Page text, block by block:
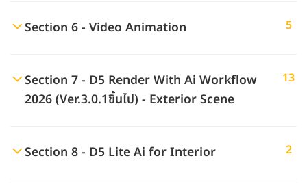
Section 6 - Video Animation 5
Section 7 - D5 Render With Ai Workflow
2026 (Ver.3.0.1ขึ้นไป) - Exterior Scene
13
Section 8 - D5 Lite Ai for Interior 2